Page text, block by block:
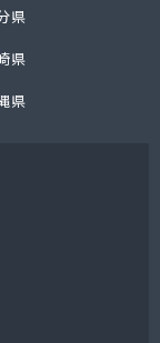
県
県
県